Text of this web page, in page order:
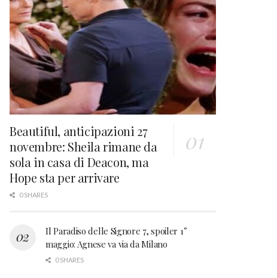
Beautiful, anticipazioni 27
novembre: Sheila rimane da
sola in casa di Deacon, ma
Hope sta per arrivare
0 SHARES
Il Paradiso delle Signore 7, spoiler 1°
maggio: Agnese va via da Milano
0 SHARES